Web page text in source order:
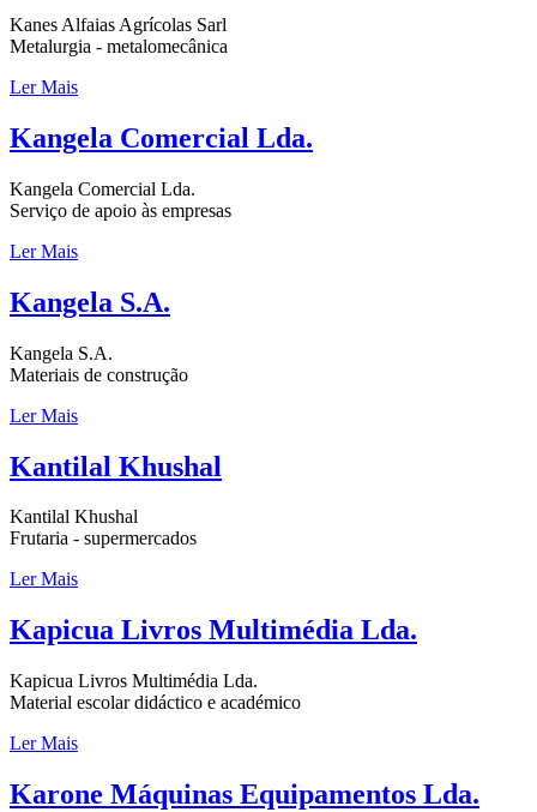
Kanes Alfaias Agrícolas Sarl
Metalurgia - metalomecânica
Ler Mais
Kangela Comercial Lda.
Kangela Comercial Lda.
Serviço de apoio às empresas
Ler Mais
Kangela S.A.
Kangela S.A.
Materiais de construção
Ler Mais
Kantilal Khushal
Kantilal Khushal
Frutaria - supermercados
Ler Mais
Kapicua Livros Multimédia Lda.
Kapicua Livros Multimédia Lda.
Material escolar didáctico e académico
Ler Mais
Karone Máquinas Equipamentos Lda.